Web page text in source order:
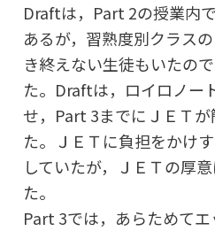
Draftは，Part 2の授業内
あるが，習熟度別クラス
き終えない生徒もいたの
た。Draftは，ロイロノー
せ，Part 3までにＪＥＴ
た。ＪＥＴに負担をかけ
していたが，ＪＥＴの厚
Part 3では，あらためて